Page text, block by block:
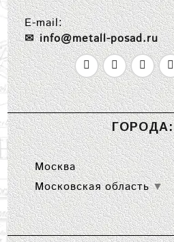
E-mail:
info@metall-posad.ru
ГОРОДА:
Москва
Московская область ▼